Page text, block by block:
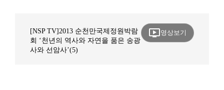
[NSP TV]2013 순천만국제정원박람
회 ‘천년의 역사와 자연을 품은 송광
사와 선암사’(5)
ondemand_video영상보기